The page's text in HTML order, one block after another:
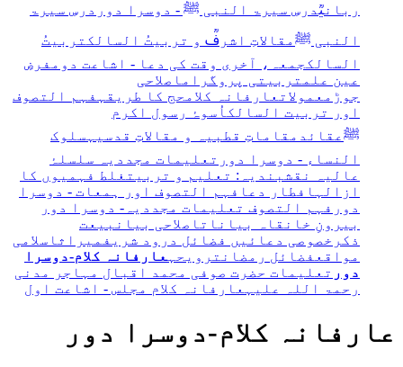
ربانیؒدرسِ سیرۃ النبی ﷺ - دوسرا دور درسِ سیرۃ
النبی ﷺمقالاتِ اشرفؒ و تربیتُ السالک تربیتُ
السالک جمعہ، آخری وقت کی دعا - اشاعت دوم فرضِ
عین علم تربیتی پروگرام اصلاحی
جوڑ معمولات عارفانہ کلام حج کا طریقہ فہم التصوف
اور تربیت السالک اُسوۂ رسول اکرم
ﷺ عقائد مقاماتِ قطبیہ و مقالاتِ قدسیہ سلوک
النساء - دوسرا دور تعلیمات مجددیہ سلسلۂ
عالیہ نقشبندیہ: تعلیم و تربیت غلط فہمیوں کا
ازالہ افطار دعا فہم التصوف اور ہمعات - دوسرا
دور فہم التصوف تعلیمات مجددیہ- دوسرا دور
بیرونِ خانقاہ بیانات اصلاحی بیان بیعت
ذکر خصوصی دعائیں فضائل درود شریف میراث اسلامی
مواقع فضائل رمضان ترویحہعارفانہ کلام-دوسرا
دور تعلیمات حضرت صوفی محمد اقبال مہاجر مدنی
رحمۃ اللہ علیہ عارفانہ کلام مجلس - اشاعت اول
عارفانہ کلام-دوسرا دور